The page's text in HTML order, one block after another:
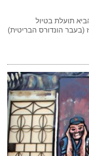
תועלת בטיול
(בעבר הונדורס הבריטית)